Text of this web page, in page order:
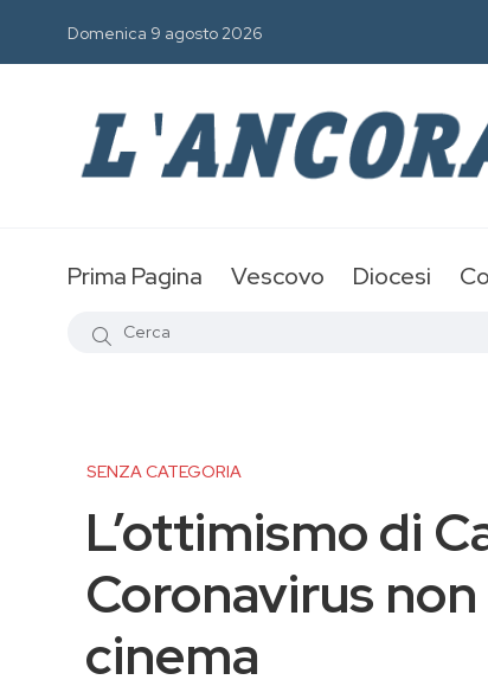
Domenica 9 agosto 2026
Prima Pagina Vescovo Diocesi
SENZA CATEGORIA
L’ottimismo di
Coronavirus
cinema